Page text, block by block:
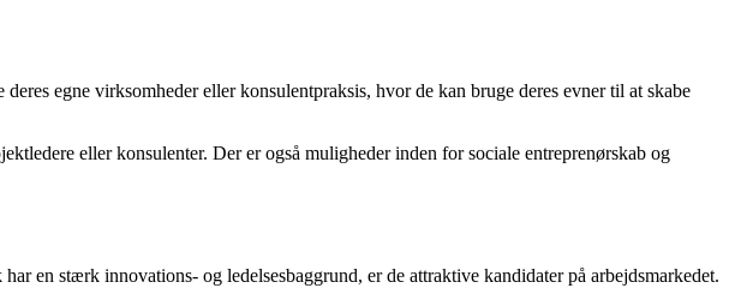
egne virksomheder eller konsulentpraksis, hvor de kan bruge deres evner til at skabe
eller konsulenter. Der er også muligheder inden for sociale entreprenørskab og
en stærk innovations- og ledelsesbaggrund, er de attraktive kandidater på arbejdsmarkedet.